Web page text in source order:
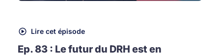
Lire cet épisode
Ep. 83 : Le futur du DRH est en